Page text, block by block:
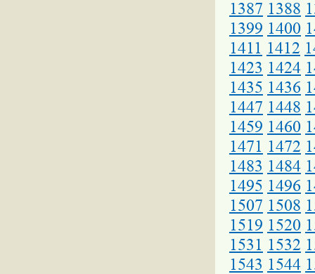
1387 1388
1399 1400
1411 1412
1423 1424
1435 1436
1447 1448
1459 1460
1471 1472
1483 1484
1495 1496
1507 1508
1519 1520
1531 1532
1543 1544